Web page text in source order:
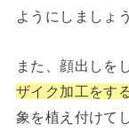
ようにしましょう
また、顔出しを
ザイク加工をす
象を植え付けて